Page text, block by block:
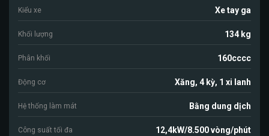
Kiểu xe Xe tay ga
Khối lượng 134 kg
Phân khối 160cccc
Động cơ Xăng, 4 kỳ, 1 xi lanh
Hệ thống làm mát Bằng dung dịch
Công suất tối đa 12,4kW/8.500 vòng/phút